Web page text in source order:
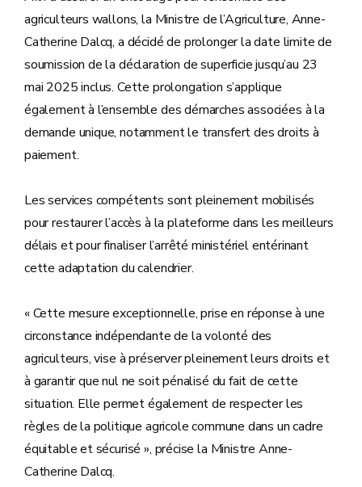
agriculteurs wallons, la Ministre de l’Agriculture, Anne-
Catherine Dalcq, a décidé de prolonger la date limite de
soumission de la déclaration de superficie jusqu’au 23
mai 2025 inclus. Cette prolongation s’applique
également à l’ensemble des démarches associées à la
demande unique, notamment le transfert des droits à
paiement.
Les services compétents sont pleinement mobilisés
pour restaurer l’accès à la plateforme dans les meilleurs
délais et pour finaliser l’arrêté ministériel entérinant
cette adaptation du calendrier.
« Cette mesure exceptionnelle, prise en réponse à une
circonstance indépendante de la volonté des
agriculteurs, vise à préserver pleinement leurs droits et
à garantir que nul ne soit pénalisé du fait de cette
situation. Elle permet également de respecter les
règles de la politique agricole commune dans un cadre
équitable et sécurisé », précise la Ministre Anne-
Catherine Dalcq.